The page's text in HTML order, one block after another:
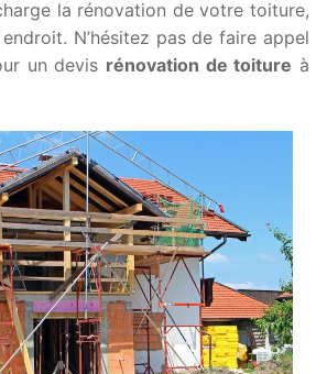
la rénovation de votre toiture,
N’hésitez pas de faire appel
un devis rénovation de toiture à